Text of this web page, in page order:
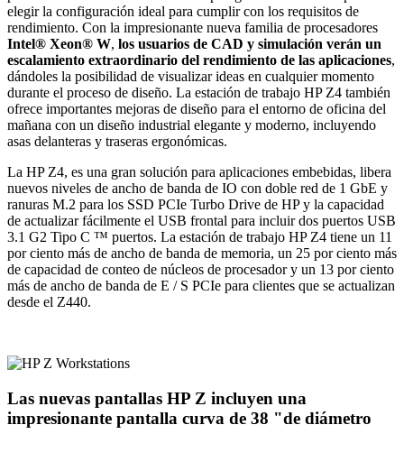
elegir la configuración ideal para cumplir con los requisitos de
rendimiento. Con la impresionante nueva familia de procesadores
Intel® Xeon® W, los usuarios de CAD y simulación verán un
escalamiento extraordinario del rendimiento de las aplicaciones,
dándoles la posibilidad de visualizar ideas en cualquier momento
durante el proceso de diseño. La estación de trabajo HP Z4 también
ofrece importantes mejoras de diseño para el entorno de oficina del
mañana con un diseño industrial elegante y moderno, incluyendo
asas delanteras y traseras ergonómicas.
La HP Z4, es una gran solución para aplicaciones embebidas, libera
nuevos niveles de ancho de banda de IO con doble red de 1 GbE y
ranuras M.2 para los SSD PCIe Turbo Drive de HP y la capacidad
de actualizar fácilmente el USB frontal para incluir dos puertos USB
3.1 G2 Tipo C ™ puertos. La estación de trabajo HP Z4 tiene un 11
por ciento más de ancho de banda de memoria, un 25 por ciento más
de capacidad de conteo de núcleos de procesador y un 13 por ciento
más de ancho de banda de E / S PCIe para clientes que se actualizan
desde el Z440.
Las nuevas pantallas HP Z incluyen una
impresionante pantalla curva de 38 "de diámetro